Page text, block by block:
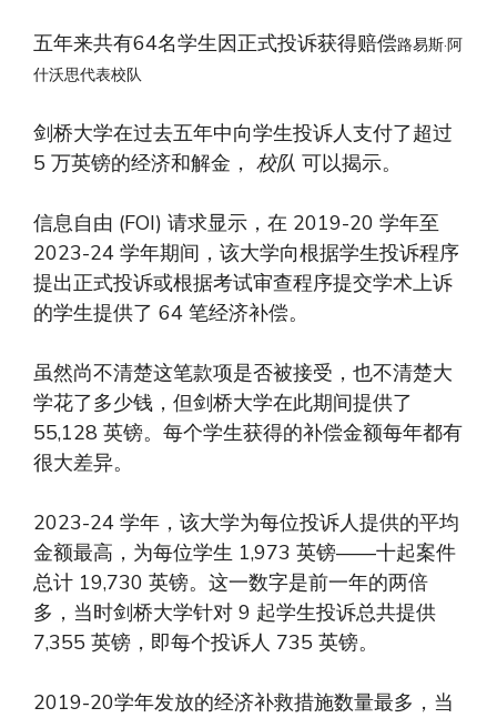
五年来共有64名学生因正式投诉获得赔偿路易斯·阿
什沃思代表校队
剑桥大学在过去五年中向学生投诉人支付了超过
5 万英镑的经济和解金， 校队 可以揭示。
信息自由 (FOI) 请求显示，在 2019-20 学年至
2023-24 学年期间，该大学向根据学生投诉程序
提出正式投诉或根据考试审查程序提交学术上诉
的学生提供了 64 笔经济补偿。
虽然尚不清楚这笔款项是否被接受，也不清楚大
学花了多少钱，但剑桥大学在此期间提供了
55,128 英镑。每个学生获得的补偿金额每年都有
很大差异。
2023-24 学年，该大学为每位投诉人提供的平均
金额最高，为每位学生 1,973 英镑——十起案件
总计 19,730 英镑。这一数字是前一年的两倍
多，当时剑桥大学针对 9 起学生投诉总共提供
7,355 英镑，即每个投诉人 735 英镑。
2019-20学年发放的经济补救措施数量最多，当